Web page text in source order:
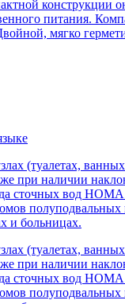
питания.
мягко
(туалетах,
наличии
вод
и больницах.
(туалетах,
наличии
вод